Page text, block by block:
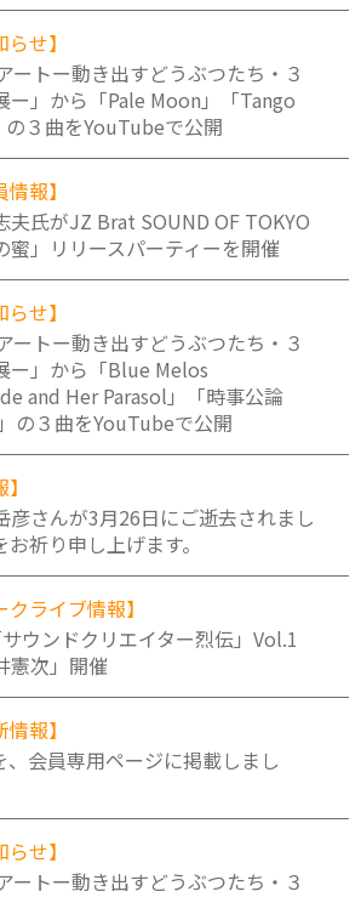
らせ】
ートー動き出すどうぶつたち・３
ー」から「Pale Moon」「Tango
３曲をYouTubeで公開
情報】
夫氏がJZ Brat SOUND OF TOKYO
蜜」リリースパーティーを開催
らせ】
ートー動き出すどうぶつたち・３
ー」から「Blue Melos
and Her Parasol」「時事公論
の３曲をYouTubeで公開
彦さんが3月26日にご逝去されまし
祈り申し上げます。
クライブ情報】
サウンドクリエイター烈伝」Vol.1
憲次」開催
情報】
、会員専用ページに掲載しまし
らせ】
ートー動き出すどうぶつたち・３